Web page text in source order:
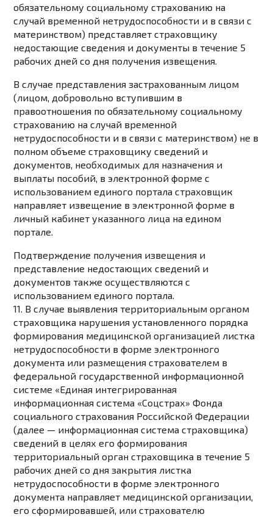
обязательному социальному страхованию на
случай временной нетрудоспособности и в связи с
материнством) представляет страховщику
недостающие сведения и документы в течение 5
рабочих дней со дня получения извещения.
В случае представления застрахованным лицом
(лицом, добровольно вступившим в
правоотношения по обязательному социальному
страхованию на случай временной
нетрудоспособности и в связи с материнством) не в
полном объеме страховщику сведений и
документов, необходимых для назначения и
выплаты пособий, в электронной форме с
использованием единого портала страховщик
направляет извещение в электронной форме в
личный кабинет указанного лица на едином
портале.
Подтверждение получения извещения и
представление недостающих сведений и
документов также осуществляются с
использованием единого портала.
11. В случае выявления территориальным органом
страховщика нарушения установленного порядка
формирования медицинской организацией листка
нетрудоспособности в форме электронного
документа или размещения страхователем в
федеральной государственной информационной
системе «Единая интегрированная
информационная система «Соцстрах» Фонда
социального страхования Российской Федерации
(далее — информационная система страховщика)
сведений в целях его формирования
территориальный орган страховщика в течение 5
рабочих дней со дня закрытия листка
нетрудоспособности в форме электронного
документа направляет медицинской организации,
его сформировавшей, или страхователю